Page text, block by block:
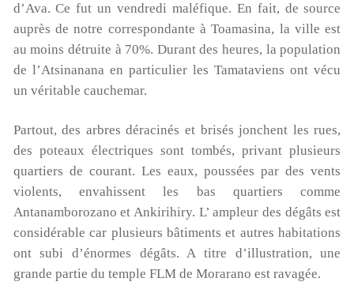
d’Ava. Ce fut un vendredi maléfique. En fait, de source
auprès de notre correspondante à Toamasina, la ville est
au moins détruite à 70%. Durant des heures, la population
de l’Atsinanana en particulier les Tamataviens ont vécu
un véritable cauchemar.
Partout, des arbres déracinés et brisés jonchent les rues,
des poteaux électriques sont tombés, privant plusieurs
quartiers de courant. Les eaux, poussées par des vents
violents, envahissent les bas quartiers comme
Antanamborozano et Ankirihiry. L’ ampleur des dégâts est
considérable car plusieurs bâtiments et autres habitations
ont subi d’énormes dégâts. A titre d’illustration, une
grande partie du temple FLM de Morarano est ravagée.
Cyclone à Tamatave : mobilisons-nous !
Pour aider nos enfants, nos salariés, nos centres en
détresse suite au cyclone, Terre des enfants lance une
campagne de dons:
https://www.helloasso.com/associations/association-
gardoise-terre-des-enfants/formulaires/5